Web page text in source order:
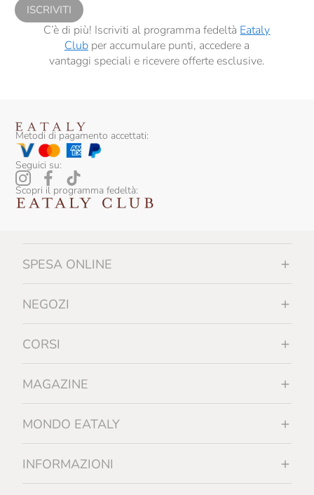
Donnafugata
Dourthe
Duca Di Salaparuta
Emidio Pepe
Fabrizio Ressia
Falesco
Fattoi
Fattoria Di Bacchereto
Favaro
Felluga
Felsina
Feudi Di San Gregorio
Filippo Grasso
ISCRIVITI
C’è di più! Iscriviti al programma fedeltà Eataly
Clubper accumulare punti, accedere a
vantaggi speciali e ricevere offerte esclusive.
Metodi di pagamento accettati:
Seguici su:
Scopri il programma fedeltà:
SPESA ONLINE
NEGOZI
CORSI
MAGAZINE
MONDO EATALY
INFORMAZIONI